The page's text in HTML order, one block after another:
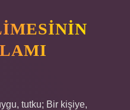
tutku; Bir kişiye,